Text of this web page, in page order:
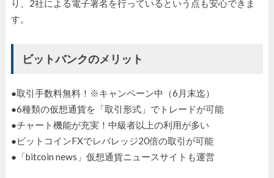
り、2社による電子署名を行っているという点も安心できま
す。
ビットバンクのメリット
●取引手数料無料！※キャンペーン中（6月末迄）
●6種類の仮想通貨を「取引形式」でトレードが可能
●チャート機能が充実！中級者以上の利用が多い
●ビットコインFXでレバレッジ20倍の取引が可能
●「bitcoin news」仮想通貨ニュースサイトも運営